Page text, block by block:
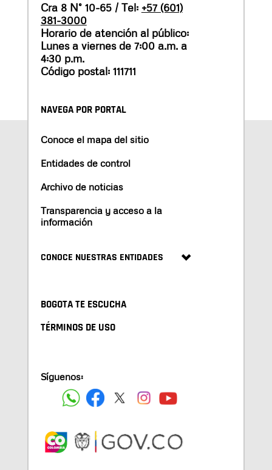
Cra 8 N° 10-65 / Tel: +57 (601)
381-3000
Horario de atención al público:
Lunes a viernes de 7:00 a.m. a
4:30 p.m.
Código postal: 111711
NAVEGA POR PORTAL
Conoce el mapa del sitio
Entidades de control
Archivo de noticias
Transparencia y acceso a la
información
CONOCE NUESTRAS ENTIDADES
BOGOTA TE ESCUCHA
TÉRMINOS DE USO
Síguenos: